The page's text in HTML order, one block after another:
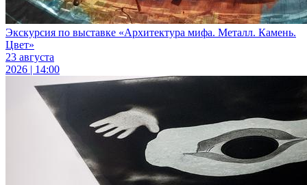
Экскурсия по выставке «Архитектура мифа. Металл. Камень.
Цвет»
23 августа
2026 | 14:00